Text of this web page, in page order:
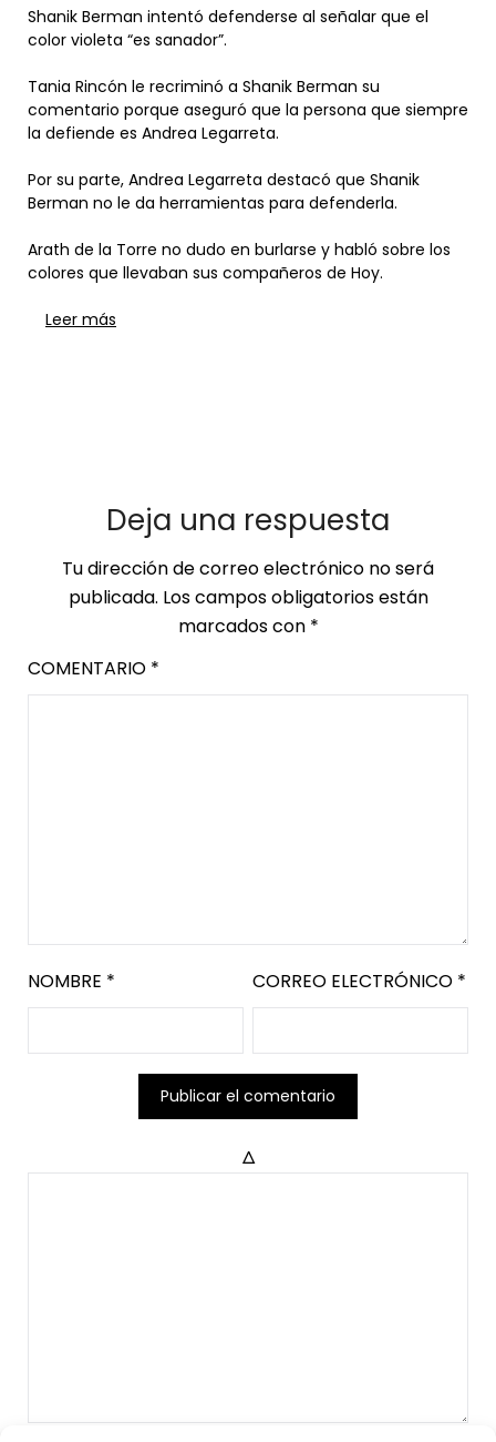
Shanik Berman intentó defenderse al señalar que el
color violeta “es sanador”.
Tania Rincón le recriminó a Shanik Berman su
comentario porque aseguró que la persona que siempre
la defiende es Andrea Legarreta.
Por su parte, Andrea Legarreta destacó que Shanik
Berman no le da herramientas para defenderla.
Arath de la Torre no dudo en burlarse y habló sobre los
colores que llevaban sus compañeros de Hoy.
Leer más
Deja una respuesta
Tu dirección de correo electrónico no será
publicada. Los campos obligatorios están
marcados con *
COMENTARIO *
NOMBRE * CORREO ELECTRÓNICO *
Δ